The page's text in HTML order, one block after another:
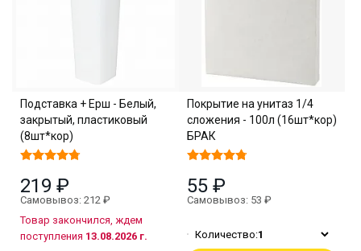
Подставка + Ерш - Белый,
закрытый, пластиковый
(8шт*кор)
219 ₽
Самовывоз: 212 ₽
Товар закончился, ждем
поступления 13.08.2026 г.
Покрытие на унитаз 1/4
сложения - 100л (16шт*кор)
БРАК
55 ₽
Самовывоз: 53 ₽
Количество:1